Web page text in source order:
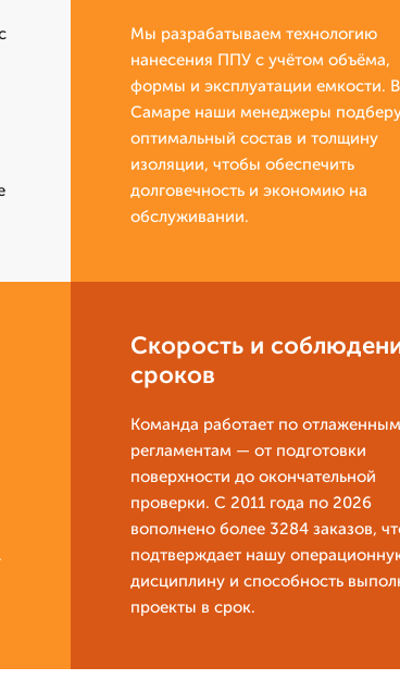
Мы разрабатываем технологию
нанесения ППУ с учётом объёма,
формы и эксплуатации емкости. В
Самаре наши менеджеры
оптимальный состав и толщину
изоляции, чтобы обеспечить
долговечность и экономию на
обслуживании.
Скорость и
сроков
Команда работает по отлаженным
регламентам — от подготовки
поверхности до окончательной
проверки. С 2011 года по 2026
вополнено более 3284 заказов,
подтверждает нашу
дисциплину и способность
проекты в срок.